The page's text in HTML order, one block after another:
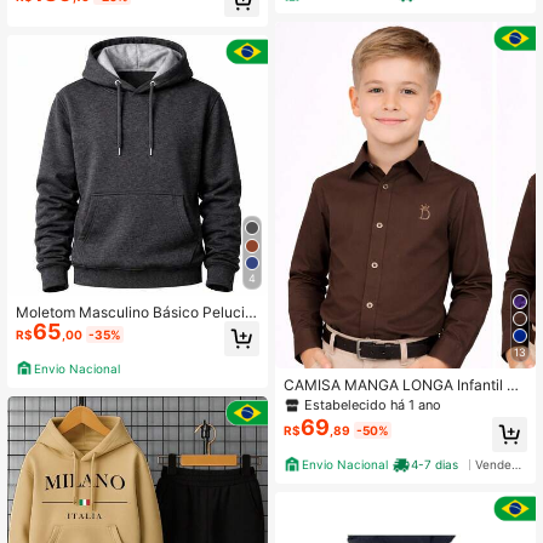
4
Moletom Masculino Básico Pelucia
do com Capuz
R$65 ,00 -35%
Envio Nacional
13
CAMISA MANGA LONGA Infantil Ju
venil Batizado Congresso Igreja Fes
tividade tecido leve
Estabelecido há 1 ano
R$69 ,89 -50%
Envio Nacional 4-7 dias